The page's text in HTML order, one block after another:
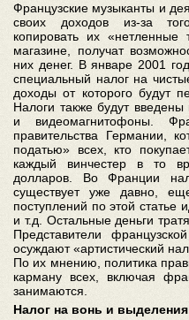
Французские музыканты и
своих доходов из-за
копировать их
магазине, получат
них денег. В январе 2001
специальный налог на
доходы от которого будут
Налоги также будут
и видеомагнитофоны.
правительства Германии,
податью» всех, кто
каждый винчестер в то
долларов. Во Франции
существует уже давно,
поступлений по этой статье
и т.д. Остальные деньги
Представители
осуждают «артистический
По их мнению, политика
карману всех, включая
занимаются.
Налог на вонь и